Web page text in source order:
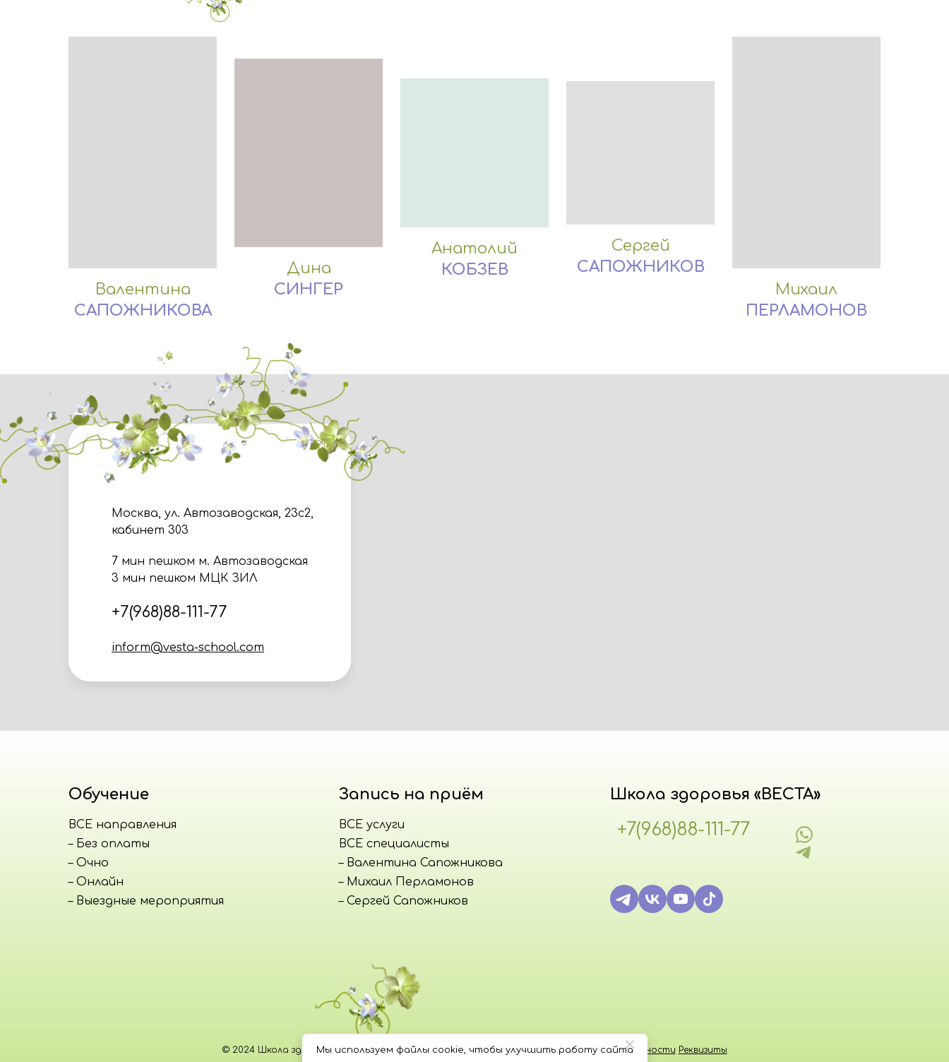
Валентина
САПОЖНИКОВА
Дина
СИНГЕР
Анатолий
КОБЗЕВ
Сергей
САПОЖНИКОВ
Михаил
ПЕРЛАМОНОВ
Москва, ул. Автозаводская, 23с2,
кабинет 303
7 мин пешком м. Автозаводская
3 мин пешком МЦК ЗИЛ
+7(968)88-111-77
inform@vesta-school.com
Обучение
ВСЕ направления
– Без оплаты
– Очно
– Онлайн
– Выездные мероприятия
Запись на приём
ВСЕ услуги
ВСЕ специалисты
– Валентина Сапожникова
– Михаил Перламонов
– Сергей Сапожников
Школа здоровья «ВЕСТА»
+7(968)88-111-77
© 2024 Школа здоровья «ВЕСТА»Договор публичной оферты Политика конфиденциальности Реквизиты
Мы используем файлы cookie, чтобы улучшить работу сайта